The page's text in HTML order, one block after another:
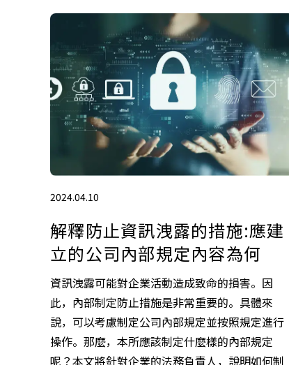
2024.04.10
解釋防止資訊洩露的措施:應建
立的公司內部規定內容為何
資訊洩露可能對企業活動造成致命的損害。因
此，內部制定防止措施是非常重要的。具體來
說，可以考慮制定公司內部規定並按照規定進行
操作。那麼，本所應該制定什麼樣的內部規定
呢？本文將針對企業的法務負責人，說明如何制